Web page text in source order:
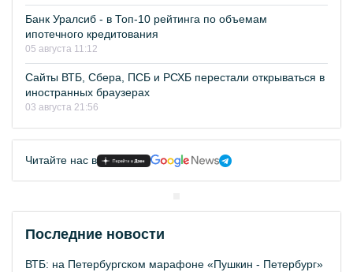
Банк Уралсиб - в Топ-10 рейтинга по объемам
ипотечного кредитования
05 августа 11:12
Сайты ВТБ, Сбера, ПСБ и РСХБ перестали открываться в
иностранных браузерах
03 августа 21:56
Читайте нас в
Последние новости
ВТБ: на Петербургском марафоне «Пушкин - Петербург»